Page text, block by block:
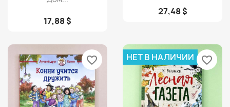
17,88 $
27,48 $
favorite_border НЕТ В НАЛИЧИИ favorite_border